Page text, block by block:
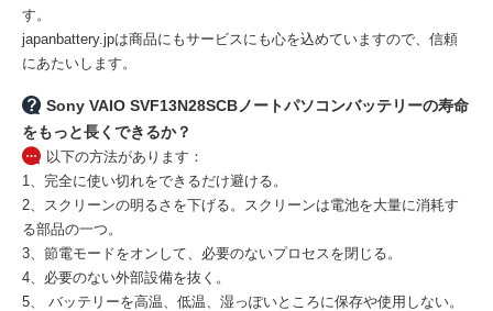
す。
japanbattery.jpは商品にもサービスにも心を込めていますので、信頼
にあたいします。
Sony VAIO SVF13N28SCBノートパソコンバッテリーの寿命
をもっと長くできるか？
以下の方法があります：
1、完全に使い切れをできるだけ避ける。
2、スクリーンの明るさを下げる。スクリーンは電池を大量に消耗す
る部品の一つ。
3、節電モードをオンして、必要のないプロセスを閉じる。
4、必要のない外部設備を抜く。
5、 バッテリーを高温、低温、湿っぽいところに保存や使用しない。